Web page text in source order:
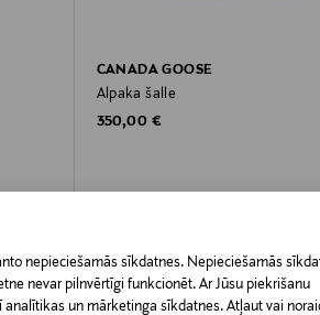
nepieciešamās sīkdatnes. Nepieciešamās
nevar pilnvērtīgi funkcionēt. Ar Jūsu piekrišanu
un mārketinga sīkdatnes. Atļaut vai
CANADA GOOSE
Alpaka šalle
Original Price
350,00 €